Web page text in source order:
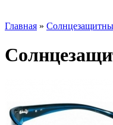
Главная »